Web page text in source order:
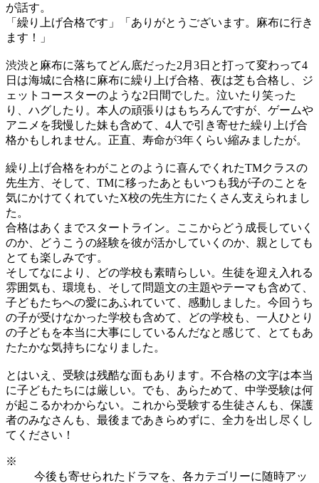
が話す。
「繰り上げ合格です」「ありがとうございます。麻布に行き
ます！」
渋渋と麻布に落ちてどん底だった2月3日と打って変わって4
日は海城に合格に麻布に繰り上げ合格、夜は芝も合格し、ジ
ェットコースターのような2日間でした。泣いたり笑った
り、ハグしたり。本人の頑張りはもちろんですが、ゲームや
アニメを我慢した妹も含めて、4人で引き寄せた繰り上げ合
格かもしれません。正直、寿命が3年くらい縮みましたが。
繰り上げ合格をわがことのように喜んでくれたTMクラスの
先生方、そして、TMに移ったあともいつも我が子のことを
気にかけてくれていたX校の先生方にたくさん支えられまし
た。
合格はあくまでスタートライン。ここからどう成長していく
のか、どうこうの経験を彼が活かしていくのか、親としても
とても楽しみです。
そしてなにより、どの学校も素晴らしい。生徒を迎え入れる
雰囲気も、環境も、そして問題文の主題やテーマも含めて、
子どもたちへの愛にあふれていて、感動しました。今回うち
の子が受けなかった学校も含めて、どの学校も、一人ひとり
の子どもを本当に大事にしているんだなと感じて、とてもあ
たたかな気持ちになりました。
とはいえ、受験は残酷な面もあります。不合格の文字は本当
に子どもたちには厳しい。でも、あらためて、中学受験は何
が起こるかわからない。これから受験する生徒さんも、保護
者のみなさんも、最後まであきらめずに、全力を出し尽くし
てください！
※
今後も寄せられたドラマを、各カテゴリーに随時アッ